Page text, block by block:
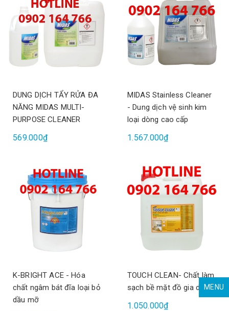
DUNG DỊCH TẨY RỬA ĐA
NĂNG MIDAS MULTI-
PURPOSE CLEANER
569.000₫
MIDAS Stainless Cleaner
- Dung dịch vệ sinh kim
loại dòng cao cấp
1.567.000₫
K-BRIGHT ACE - Hóa
chất ngâm bát đĩa loại bỏ
dầu mỡ
TOUCH CLEAN- Chất làm
sạch bề mặt đồ gia dụng
1.050.000₫
MENU